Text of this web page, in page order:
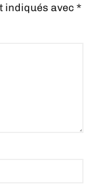
indiqués avec*